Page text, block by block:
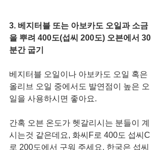
3. 베지터블 또는 아보카도 오일과 소금
을 뿌려 400도(섭씨 200도) 오븐에서 30
분간 굽기
베지터블 오일이나 아보카도 오일 혹은
올리브 오일 중에서도 발연점이 높은 오
일을 사용하시면 좋아요.
간혹 오븐 온도가 헷갈리시는 분들이 계
시는것 같은데요, 화씨F로 400도 섭씨C
로 200도에서 구워 주세요. 한국은 섭씨